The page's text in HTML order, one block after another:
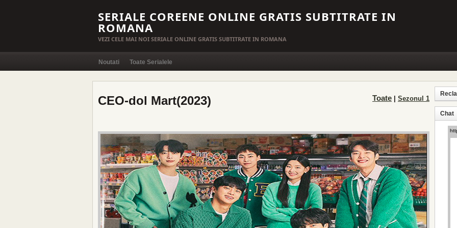
SERIALE COREENE ONLINE GRATIS SUBTITRATE IN
ROMANA
VEZI CELE MAI NOI SERIALE ONLINE GRATIS SUBTITRATE IN ROMANA
Noutati Toate Serialele
CEO-dol Mart(2023) Toate Sezonul 1
Chat